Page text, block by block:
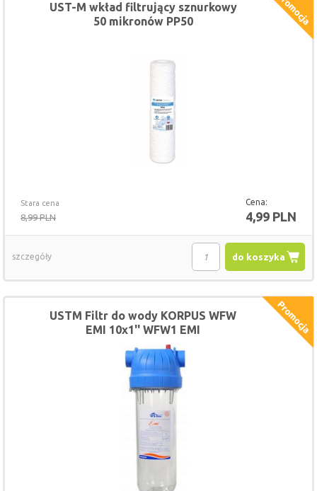
Stara cena
8,99 PLN
Cena:
4,99 PLN
UST-M wkład filtrujący sznurkowy
50 mikronów PP50
do koszyka
szczegóły
USTM Filtr do wody KORPUS WFW
EMI 10x1'' WFW1 EMI